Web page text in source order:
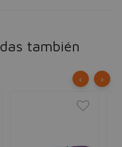
también
‹ ›